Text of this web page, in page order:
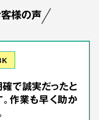
様の声
で誠実だったと
作業も早く助か